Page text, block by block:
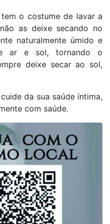
o costume de lavar a
as deixe secando no
naturalmente úmido e
ar e sol, tornando o
deixe secar ao sol,
da sua saúde íntima,
com saúde.